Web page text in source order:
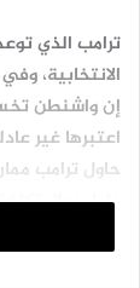
ترامب الذي
الانتخابية،
إن واشنطن
اعتبرها غير
حاول ترامب
مليار دولار